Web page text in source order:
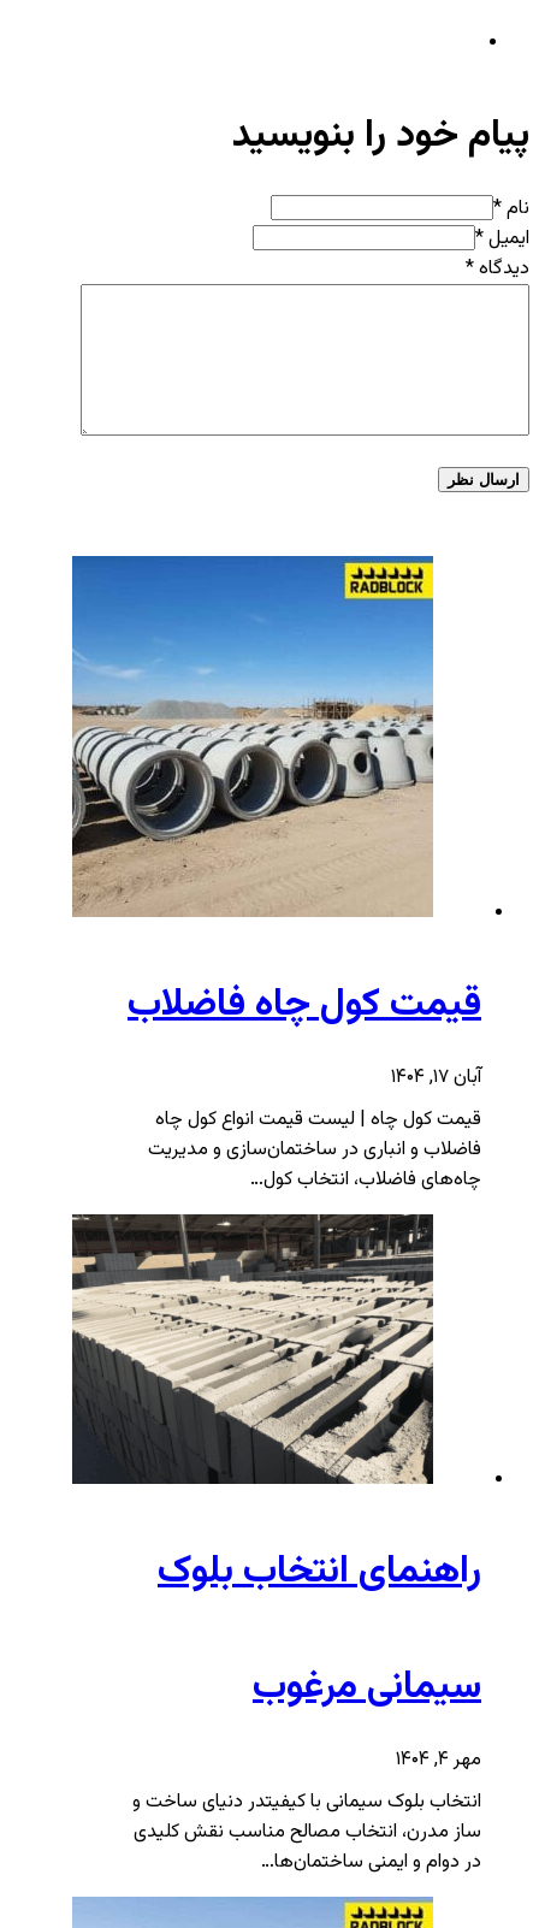
پیام خود را بنویسید
نام *
ایمیل *
دیدگاه*
قیمت کول چاه فاضلاب
آبان ۱۷, ۱۴۰۴
قیمت کول چاه | لیست قیمت انواع کول چاه
فاضلاب و انباری در ساختمان‌سازی و مدیریت
چاه‌های فاضلاب، انتخاب کول…
راهنمای انتخاب بلوک
سیمانی مرغوب
مهر ۴, ۱۴۰۴
انتخاب بلوک سیمانی با کیفیتدر دنیای ساخت و
ساز مدرن، انتخاب مصالح مناسب نقش کلیدی
در دوام و ایمنی ساختمان‌ها…